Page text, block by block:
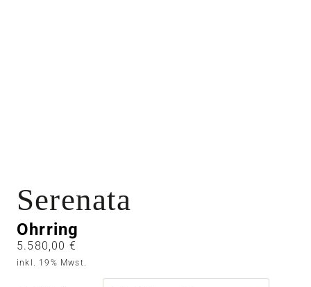
Serenata
Ohrring
5.580,00 €
inkl. 19% Mwst.